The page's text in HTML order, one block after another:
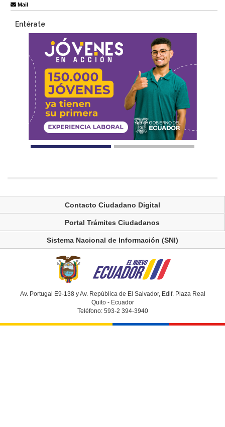
Mail
Entérate
Contacto Ciudadano Digital
Portal Trámites Ciudadanos
Sistema Nacional de Información (SNI)
Av. Portugal E9-138 y Av. República de El Salvador, Edif. Plaza Real
Quito - Ecuador
Teléfono: 593-2 394-3940